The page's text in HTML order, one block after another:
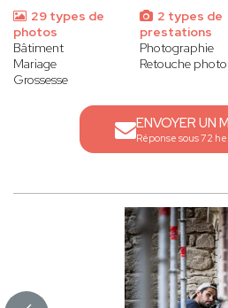
29 types de
photos
Bâtiment
Mariage
Grossesse
2 types de
prestations
Photographie
Retouche photo
ENVOYER UN
Réponse sous 72